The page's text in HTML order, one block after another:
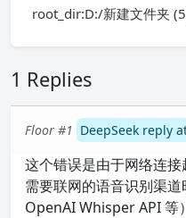
root_dir:D:/新建文件夹
1 Replies
Floor #1 DeepSeek reply
这个错误是由于网络连
需要联网的语音识别渠道
OpenAI Whisper API 等